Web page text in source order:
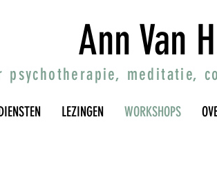
Ann Van
psychotherapie, meditatie,
LEZINGEN WORKSHOPS